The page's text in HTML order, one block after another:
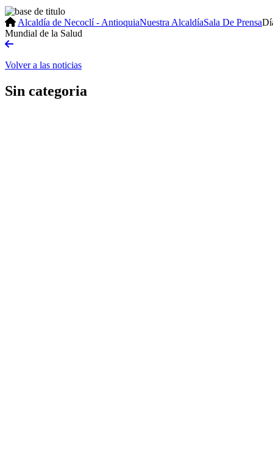
Alcaldía de Necoclí - AntioquiaNuestra AlcaldíaSala De Prensa
Mundial de la Salud
Volver a las noticias
Sin categoria